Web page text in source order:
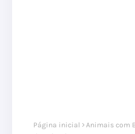
Página inicial Animais com